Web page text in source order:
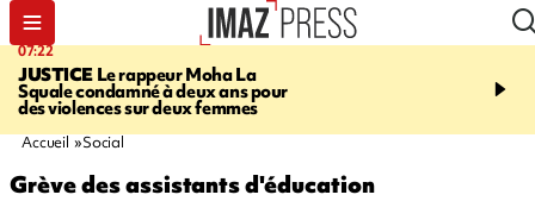
07:22
JUSTICE Le rappeur Moha La
Squale condamné à deux ans pour
des violences sur deux femmes
10:46
décède en juillet, 18
Accueil Social
Grève des assistants d'éducation